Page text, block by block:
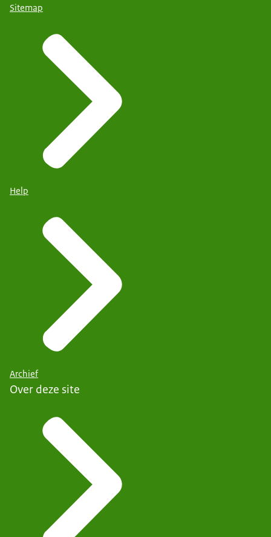
Sitemap
Help
Archief
Over deze site